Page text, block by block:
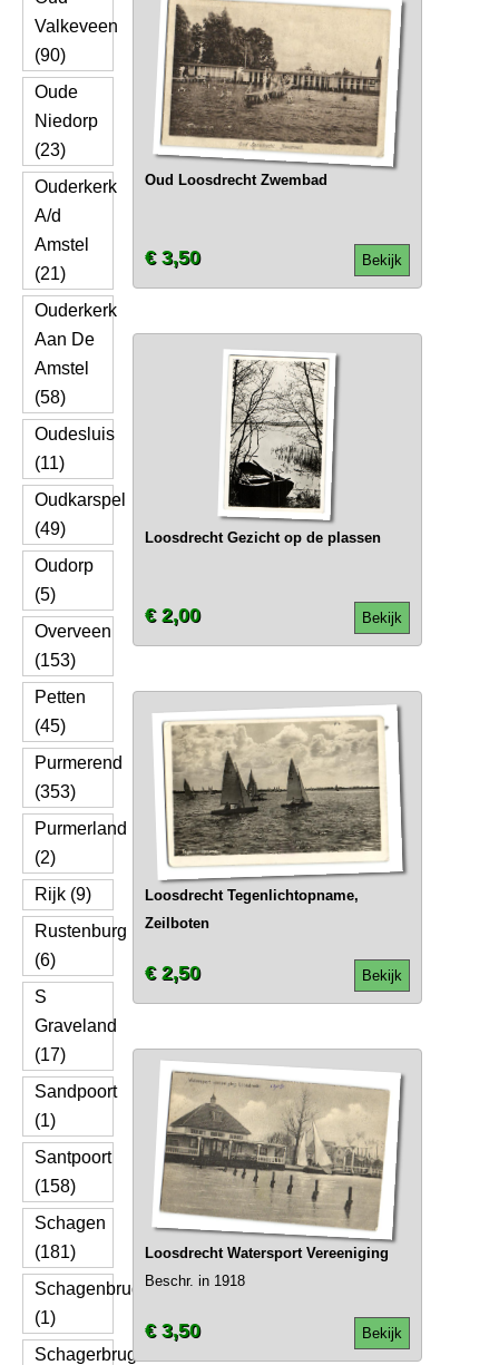
Valkeveen
(90)
Oude
Niedorp
(23)
Ouderkerk
A/d
Amstel
(21)
Ouderkerk
Aan De
Amstel
(58)
Oudesluis
(11)
Oudkarspel
(49)
Oudorp
(5)
Overveen
(153)
Petten
(45)
Purmerend
(353)
Purmerland
(2)
Rijk (9)
Rustenburg
(6)
S
Graveland
(17)
Sandpoort
(1)
Santpoort
(158)
Schagen
(181)
Schagenbrug
(1)
Schagerbrug
Oud Loosdrecht Zwembad
Bekijk
€ 3,50
Loosdrecht Gezicht op de plassen
Bekijk
€ 2,00
Loosdrecht Tegenlichtopname,
Zeilboten
Bekijk
€ 2,50
Loosdrecht Watersport Vereeniging
Beschr. in 1918
Bekijk
€ 3,50